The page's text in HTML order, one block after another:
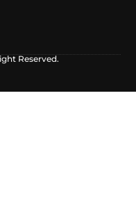
Reserved.